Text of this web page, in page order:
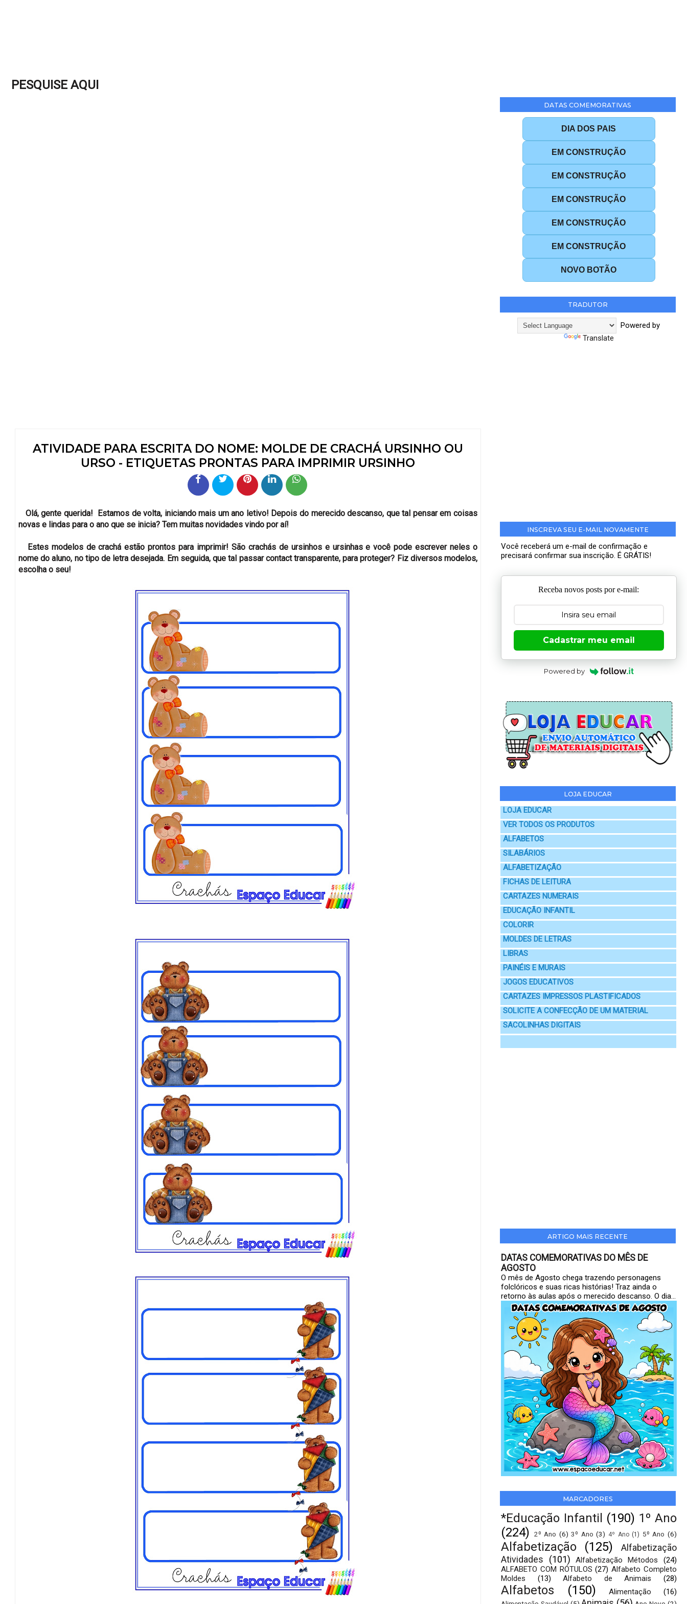
PESQUISE AQUI
ATIVIDADE PARA ESCRITA DO NOME: MOLDE DE CRACHÁ URSINHO OU
URSO - ETIQUETAS PRONTAS PARA IMPRIMIR URSINHO
Olá, gente querida! Estamos de volta, iniciando mais um ano letivo! Depois do merecido descanso, que tal pensar em coisas
novas e lindas para o ano que se inicia? Tem muitas novidades vindo por aí!
Estes modelos de crachá estão prontos para imprimir! São crachás de ursinhos e ursinhas e você pode escrever neles o
nome do aluno, no tipo de letra desejada. Em seguida, que tal passar contact transparente, para proteger? Fiz diversos modelos,
escolha o seu!
DATAS COMEMORATIVAS
DIA DOS PAIS
EM CONSTRUÇÃO
EM CONSTRUÇÃO
EM CONSTRUÇÃO
EM CONSTRUÇÃO
EM CONSTRUÇÃO
NOVO BOTÃO
TRADUTOR
Powered by
Translate
INSCREVA SEU E-MAIL NOVAMENTE
Você receberá um e-mail de confirmação e
precisará confirmar sua inscrição. É GRÁTIS!
Receba novos posts por e-mail:
Cadastrar meu email
Powered by
LOJA EDUCAR
LOJA EDUCAR
VER TODOS OS PRODUTOS
ALFABETOS
SILABÁRIOS
ALFABETIZAÇÃO
FICHAS DE LEITURA
CARTAZES NUMERAIS
EDUCAÇÃO INFANTIL
COLORIR
MOLDES DE LETRAS
LIBRAS
PAINÉIS E MURAIS
JOGOS EDUCATIVOS
CARTAZES IMPRESSOS PLASTIFICADOS
SOLICITE A CONFECÇÃO DE UM MATERIAL
SACOLINHAS DIGITAIS
ARTIGO MAIS RECENTE
DATAS COMEMORATIVAS DO MÊS DE
AGOSTO
O mês de Agosto chega trazendo personagens
folclóricos e suas ricas histórias! Traz ainda o
retorno às aulas após o merecido descanso. O dia...
MARCADORES
*Educação Infantil (190) 1º Ano
(224)
2º Ano (6) 3º Ano (3) 4º Ano (1) 5º Ano (6)
Alfabetização (125)
Alfabetização
Atividades
(101) Alfabetização Métodos
(24)
ALFABETO COM RÓTULOS (27) Alfabeto Completo
Moldes
(13) Alfabeto de Animais (28)
Alfabetos (150) Alimentação (16)